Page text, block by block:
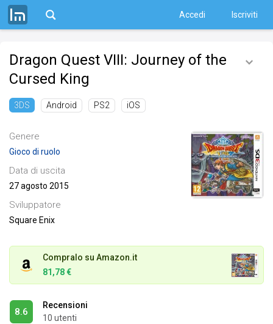
Accedi Iscriviti
Dragon Quest VIII: Journey of the
Cursed King
3DS Android PS2 iOS
Genere
Gioco di ruolo
Data di uscita
27 agosto 2015
Sviluppatore
Square Enix
Compralo su Amazon.it
81,78 €
8.6
Recensioni
10 utenti